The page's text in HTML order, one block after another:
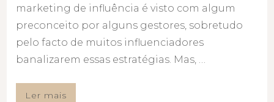
marketing de influência é visto com algum
preconceito por alguns gestores, sobretudo
pelo facto de muitos influenciadores
banalizarem essas estratégias. Mas, …
Ler mais